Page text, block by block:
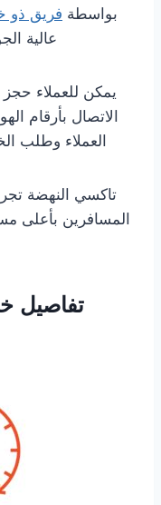
بواسطة فريق ذو
عالية
يمكن للعملاء
الاتصال بأرقام
العملاء وطلب
تاكسي النهضة
المسافرين بأعلى
تفاصيل